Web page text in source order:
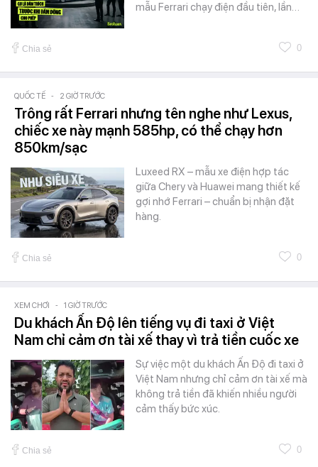
mẫu Ferrari chạy điện đầu tiên, lần…
Chia sẻ 0
QUỐC TẾ - 2 GIỜ TRƯỚC
Trông rất Ferrari nhưng tên nghe như Lexus,
chiếc xe này mạnh 585hp, có thể chạy hơn
850km/sạc
Luxeed RX – mẫu xe điện hợp tác
giữa Chery và Huawei mang thiết kế
gợi nhớ Ferrari – chuẩn bị nhận đặt
hàng.
Chia sẻ 0
XEM CHƠI - 1 GIỜ TRƯỚC
Du khách Ấn Độ lên tiếng vụ đi taxi ở Việt
Nam chỉ cảm ơn tài xế thay vì trả tiền cuốc xe
Sự việc một du khách Ấn Độ đi taxi ở
Việt Nam nhưng chỉ cảm ơn tài xế mà
không trả tiền đã khiến nhiều người
cảm thấy bức xúc.
Chia sẻ 0